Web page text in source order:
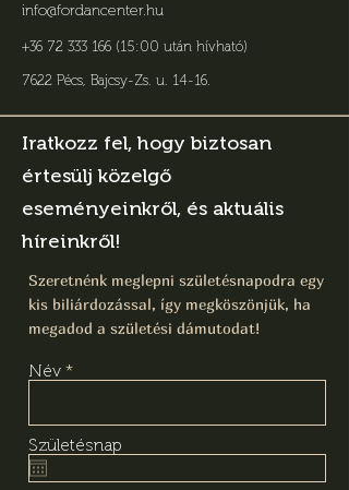
info@fordancenter.hu
+36 72 333 166 (15:00 után hívható)
7622 Pécs, Bajcsy-Zs. u. 14-16.
Iratkozz fel, hogy biztosan
értesülj közelgő
eseményeinkről, és aktuális
híreinkről!
Szeretnénk meglepni születésnapodra egy
kis biliárdozással, így megköszönjük, ha
megadod a születési dámutodat!
Név
Születésnap